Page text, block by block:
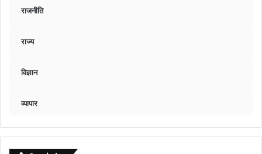
राजनीति
राज्य
विज्ञान
व्यापार